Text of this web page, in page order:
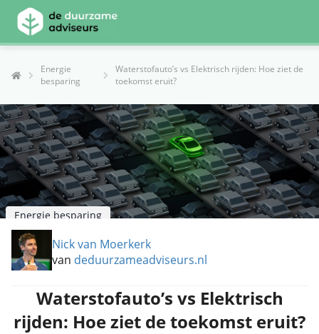
Energie
besparing
Waterstofauto’s vs Elektrisch rijden: Hoe ziet de
toekomst eruit?
Energie besparing
Nick van Moerkerk
van deduurzameadviseurs.nl
Waterstofauto’s vs Elektrisch
rijden: Hoe ziet de toekomst eruit?